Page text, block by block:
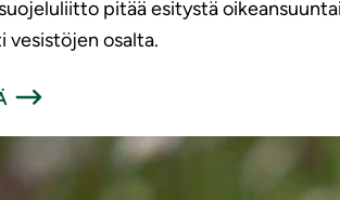
pitää esitystä
vesistöjen osalta.